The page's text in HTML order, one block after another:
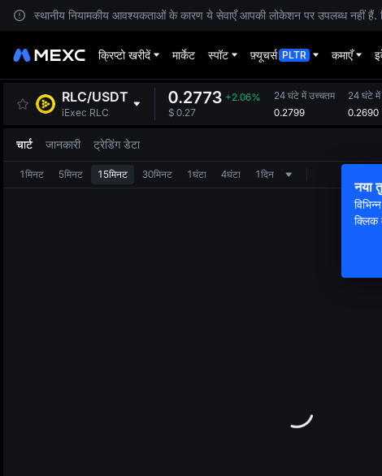
स्थानीय नियामकीय आवश्यकताओं के कारण ये सेवाएँ आपकी लोकेशन पर उपलब्ध नहीं हैं.
क्रिप्टो खरीदें मार्केट स्पॉट फ़्यूचर्स PLTR कमाएँ
RLC/USDT
iExec RLC
0.2773 +2.06%
$ 0.27
24 घंटे में उच्चतम
0.2799
24 घंटे में
0.2690
चार्ट जानकारी ट्रेडिंग डेटा
नया
क्लिक
1मिनट 5मिनट 15मिनट 30मिनट 1घंटा 4घंटा 1दिन